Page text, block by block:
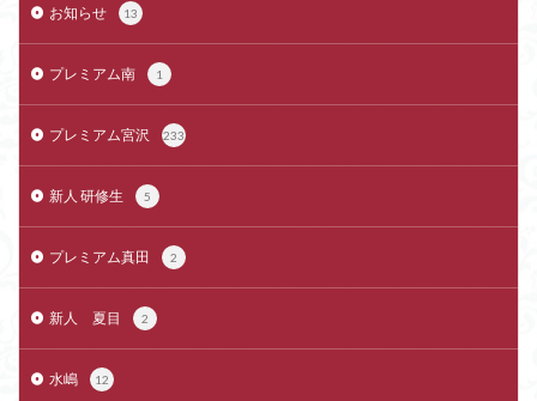
お知らせ 13
プレミアム南 1
プレミアム宮沢 233
新人 研修生 5
プレミアム真田 2
新人 夏目 2
水嶋 12